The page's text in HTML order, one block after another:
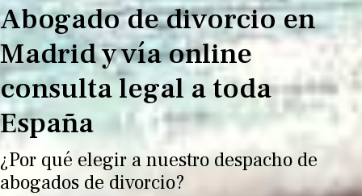
Abogado de divorcio en
Madrid y vía online
consulta legal a toda
España
¿Por qué elegir a nuestro despacho de
abogados de divorcio?